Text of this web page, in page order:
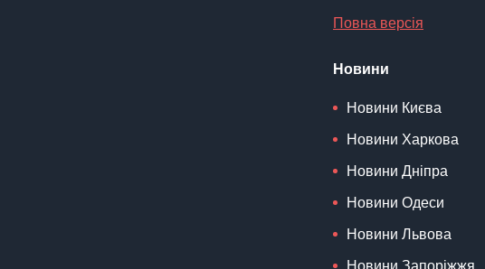
Повна версія
Новини
Новини Києва
Новини Харкова
Новини Дніпра
Новини Одеси
Новини Львова
Новини Запоріжжя